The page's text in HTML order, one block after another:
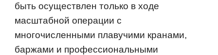
быть осуществлен только в ходе
масштабной операции с
многочисленными плавучими кранами,
баржами и профессиональными